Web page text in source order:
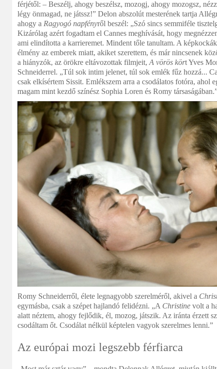
férjétől: – Beszélj, ahogy beszélsz, mozogj, ahogy mozogsz,
légy önmagad, ne játssz!” Delon abszolút mesterének tartja
ahogy a Ragyogó napfényről beszél: „Szó sincs semmiféle
Kizárólag azért fogadtam el Cannes meghívását, hogy
ami elindította a karrieremet. Mindent tőle tanultam. A
élmény az emberek miatt, akiket szerettem, és már nincsenek
a hiányzók, az örökre eltávozottak filmjeit, A vörös kört Yves
Schneiderrel. „Túl sok intim jelenet, túl sok emlék fűz hozzá...
csak elkísértem Sissit. Emlékszem arra a csodálatos fotóra, ahol
magam mint kezdő színész Sophia Loren és Romy
Romy Schneiderről, élete legnagyobb szerelméről, akivel a
egymásba, csak a szépet hajlandó felidézni. „A Christine volt a
alatt néztem, ahogy fejlődik, él, mozog, játszik. Az iránta érzett
csodáltam őt. Csodálat nélkül képtelen vagyok szerelmes lenni.”
Az európai mozi legszebb férfiarca